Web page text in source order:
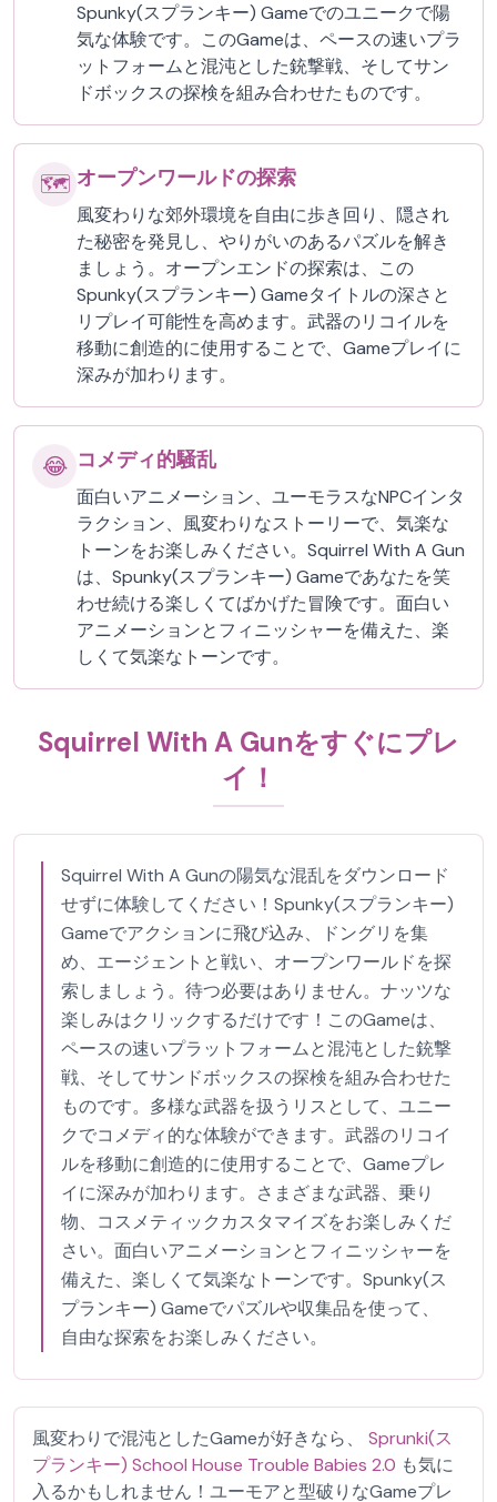
Spunky(スプランキー) Gameでのユニークで陽
気な体験です。このGameは、ペースの速いプラ
ットフォームと混沌とした銃撃戦、そしてサン
ドボックスの探検を組み合わせたものです。
🗺️ オープンワールドの探索
風変わりな郊外環境を自由に歩き回り、隠され
た秘密を発見し、やりがいのあるパズルを解き
ましょう。オープンエンドの探索は、この
Spunky(スプランキー) Gameタイトルの深さと
リプレイ可能性を高めます。武器のリコイルを
移動に創造的に使用することで、Gameプレイに
深みが加わります。
😂 コメディ的騒乱
面白いアニメーション、ユーモラスなNPCインタ
ラクション、風変わりなストーリーで、気楽な
トーンをお楽しみください。Squirrel With A Gun
は、Spunky(スプランキー) Gameであなたを笑
わせ続ける楽しくてばかげた冒険です。面白い
アニメーションとフィニッシャーを備えた、楽
しくて気楽なトーンです。
Squirrel With A Gunをすぐにプレ
イ！
Squirrel With A Gunの陽気な混乱をダウンロード
せずに体験してください！Spunky(スプランキー)
Gameでアクションに飛び込み、ドングリを集
め、エージェントと戦い、オープンワールドを探
索しましょう。待つ必要はありません。ナッツな
楽しみはクリックするだけです！このGameは、
ペースの速いプラットフォームと混沌とした銃撃
戦、そしてサンドボックスの探検を組み合わせた
ものです。多様な武器を扱うリスとして、ユニー
クでコメディ的な体験ができます。武器のリコイ
ルを移動に創造的に使用することで、Gameプレ
イに深みが加わります。さまざまな武器、乗り
物、コスメティックカスタマイズをお楽しみくだ
さい。面白いアニメーションとフィニッシャーを
備えた、楽しくて気楽なトーンです。Spunky(ス
プランキー) Gameでパズルや収集品を使って、
自由な探索をお楽しみください。
風変わりで混沌としたGameが好きなら、
Sprunki(ス
プランキー) School House Trouble Babies 2.0 も気に
入るかもしれません！ユーモアと型破りなGameプレ